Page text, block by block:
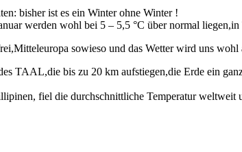
bisher ist es ein Winter ohne Winter !
werden wohl bei 5 – 5,5 °C über normal
sowieso und das Wetter wird uns
TAAL,die bis zu 20 km aufstiegen,die Erde ein
fiel die durchschnittliche Temperatur weltweit